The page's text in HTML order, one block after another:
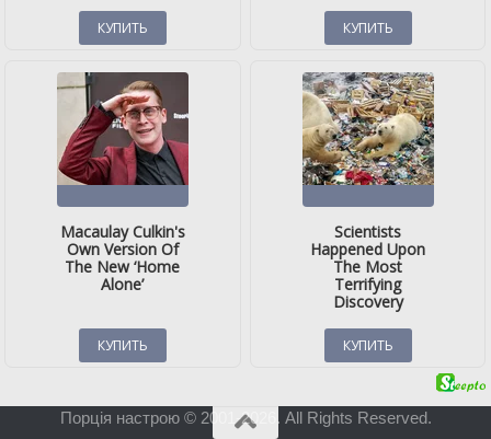
Порція настрою © 2001-2026. All Rights Reserved.